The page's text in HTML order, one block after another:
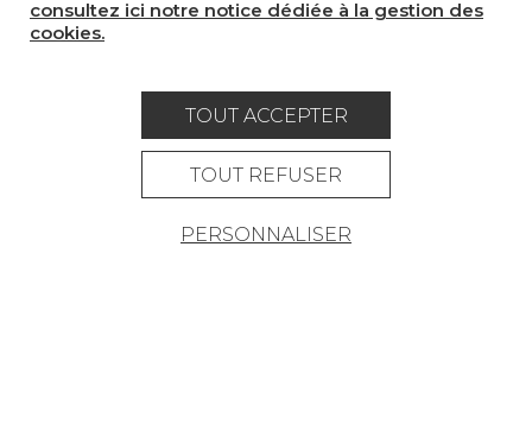
OÙ NOUS TROUVER ?
Carrière Contact
Lexique
consultez ici notre notice dédiée à la gestion des
cookies.
TOUT ACCEPTER
TOUT REFUSER
PERSONNALISER